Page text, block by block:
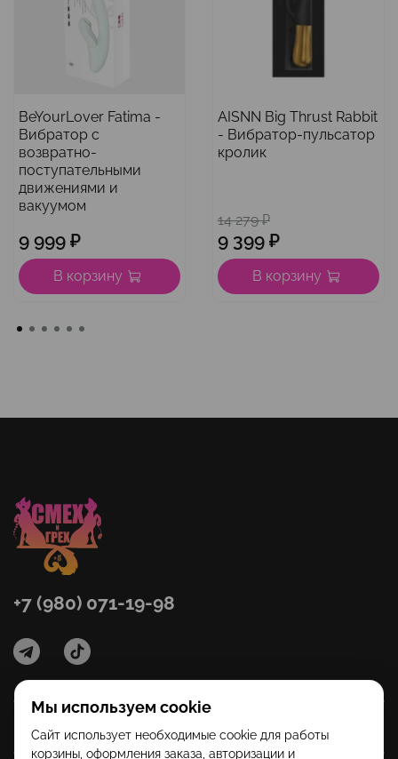
BeYourLover Fatima -
Вибратор с
возвратно-
поступательными
движениями и
вакуумом
9 999 ₽
В корзину
AISNN Big Thrust Rabbit
- Вибратор-пульсатор
кролик
14 279 ₽
9 399 ₽
В корзину
Категории
+7 (980) 071-19-98
Мы используем cookie
Сайт использует необходимые cookie для работы
корзины, оформления заказа, авторизации и